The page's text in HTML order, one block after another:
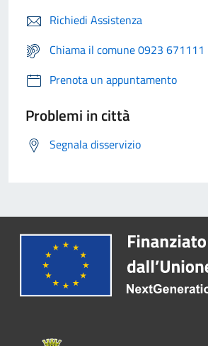
Richiedi Assistenza
Chiama il comune 0923 671111
Prenota un appuntamento
Problemi in città
Segnala disservizio